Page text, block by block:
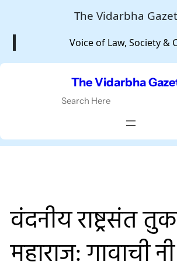
The Vidarbha
Voice of Law, Society &
The Vidarbha
r
वंदनीय राष्ट्रसंत